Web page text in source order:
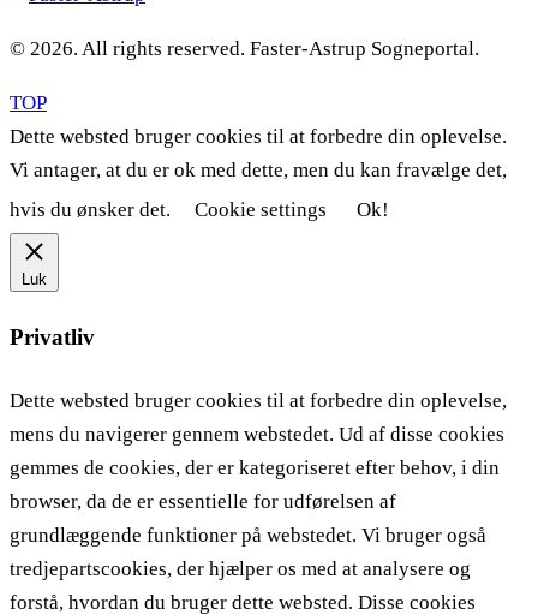
© 2026. All rights reserved. Faster-Astrup Sogneportal.
TOP
Dette websted bruger cookies til at forbedre din oplevelse.
Vi antager, at du er ok med dette, men du kan fravælge det,
hvis du ønsker det.
Cookie settings Ok!
Luk
Privatliv
Dette websted bruger cookies til at forbedre din oplevelse,
mens du navigerer gennem webstedet. Ud af disse cookies
gemmes de cookies, der er kategoriseret efter behov, i din
browser, da de er essentielle for udførelsen af ​​
grundlæggende funktioner på webstedet. Vi bruger også
tredjepartscookies, der hjælper os med at analysere og
forstå, hvordan du bruger dette websted. Disse cookies